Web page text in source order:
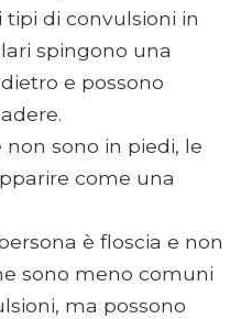
di convulsioni in
spingono una
e possono
sono in piedi, le
come una
è floscia e non
sono meno comuni
ma possono